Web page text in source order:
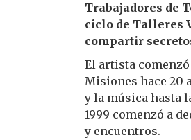
Trabajadores de
ciclo de Talleres
compartir
El artista
Misiones hace 20
y la música hasta
1999 comenzó a
y encuentros.